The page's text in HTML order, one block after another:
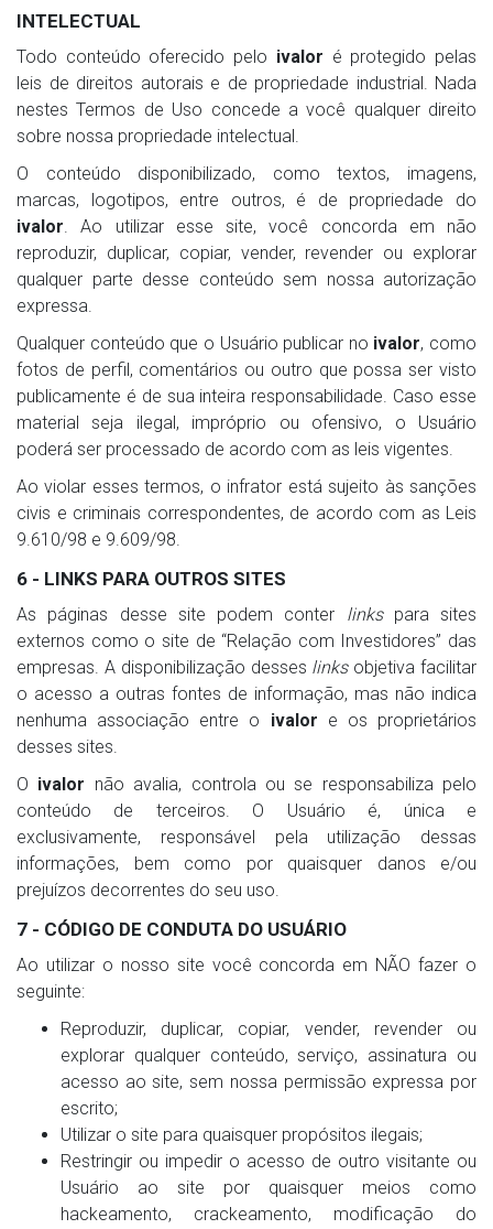
INTELECTUAL
Todo conteúdo oferecido pelo ivalor é protegido pelas
leis de direitos autorais e de propriedade industrial. Nada
nestes Termos de Uso concede a você qualquer direito
sobre nossa propriedade intelectual.
O conteúdo disponibilizado, como textos, imagens,
marcas, logotipos, entre outros, é de propriedade do
ivalor. Ao utilizar esse site, você concorda em não
reproduzir, duplicar, copiar, vender, revender ou explorar
qualquer parte desse conteúdo sem nossa autorização
expressa.
Qualquer conteúdo que o Usuário publicar no ivalor, como
fotos de perfil, comentários ou outro que possa ser visto
publicamente é de sua inteira responsabilidade. Caso esse
material seja ilegal, impróprio ou ofensivo, o Usuário
poderá ser processado de acordo com as leis vigentes.
Ao violar esses termos, o infrator está sujeito às sanções
civis e criminais correspondentes, de acordo com as Leis
9.610/98 e 9.609/98.
6 - LINKS PARA OUTROS SITES
As páginas desse site podem conter linkspara sites
externos como o site de “Relação com Investidores” das
empresas. A disponibilização desses linksobjetiva facilitar
o acesso a outras fontes de informação, mas não indica
nenhuma associação entre o ivalor e os proprietários
desses sites.
O ivalor não avalia, controla ou se responsabiliza pelo
conteúdo de terceiros. O Usuário é, única e
exclusivamente, responsável pela utilização dessas
informações, bem como por quaisquer danos e/ou
prejuízos decorrentes do seu uso.
7 - CÓDIGO DE CONDUTA DO USUÁRIO
Ao utilizar o nosso site você concorda em NÃO fazer o
seguinte:
Reproduzir, duplicar, copiar, vender, revender ou
explorar qualquer conteúdo, serviço, assinatura ou
acesso ao site, sem nossa permissão expressa por
escrito;
Utilizar o site para quaisquer propósitos ilegais;
Restringir ou impedir o acesso de outro visitante ou
Usuário ao site por quaisquer meios como
hackeamento, crackeamento, modificação do